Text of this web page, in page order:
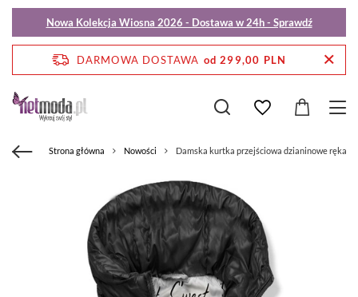
Nowa Kolekcja Wiosna 2026 - Dostawa w 24h - Sprawdź
DARMOWA DOSTAWA od 299,00 PLN
Strona główna Nowości Damska kurtka przejściowa dzianinowe